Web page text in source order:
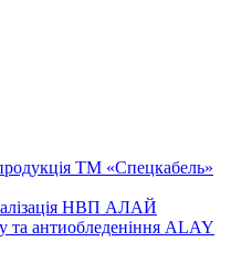
ТМ «Спецкабель»
НВП АЛАЙ
та антиобледеніння ALAY